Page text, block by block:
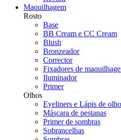
Maquilhagem
Rosto
Base
BB Cream e CC Cream
Blush
Bronzeador
Corrector
Fixadores de
Iluminador
Primer
Olhos
Eyeliners e Lápis de
Máscara de pestanas
Primer de sombras
Sobrancelhas